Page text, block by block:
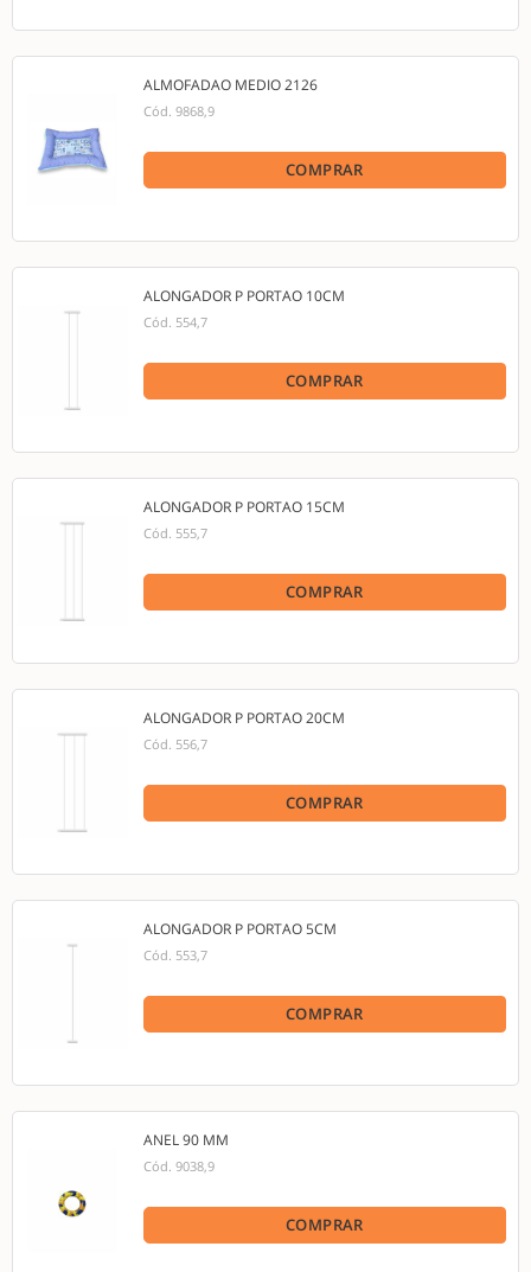
ALMOFADAO MEDIO 2126
Cód. 9868,9
COMPRAR
ALONGADOR P PORTAO 10CM
Cód. 554,7
COMPRAR
ALONGADOR P PORTAO 15CM
Cód. 555,7
COMPRAR
ALONGADOR P PORTAO 20CM
Cód. 556,7
COMPRAR
ALONGADOR P PORTAO 5CM
Cód. 553,7
COMPRAR
ANEL 90 MM
Cód. 9038,9
COMPRAR